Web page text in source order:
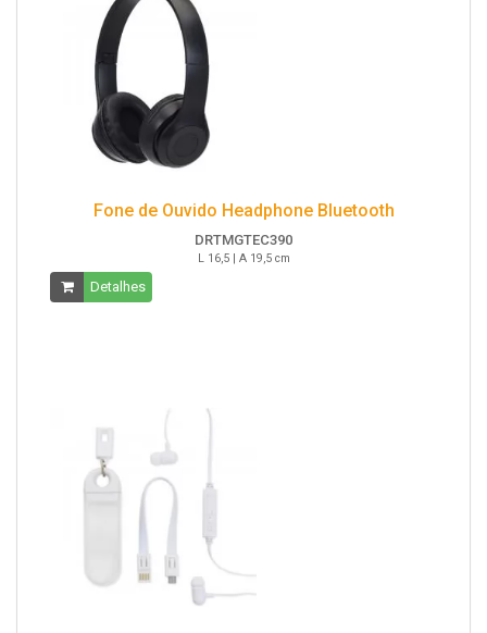
Fone de Ouvido Headphone Bluetooth
DRTMGTEC390
L 16,5 | A 19,5 cm
Detalhes